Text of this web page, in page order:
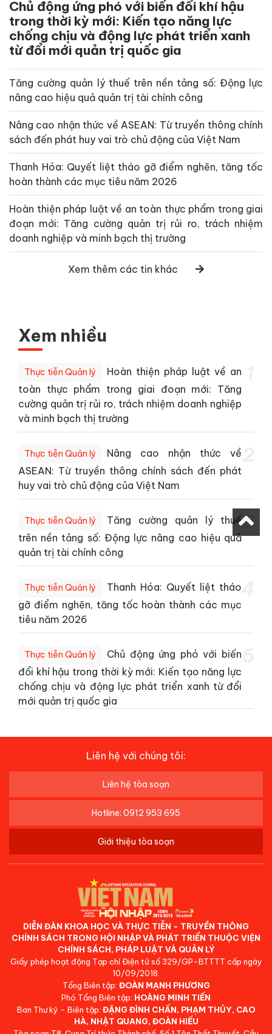
Chủ động ứng phó với biến đổi khí hậu
trong thời kỳ mới: Kiến tạo năng lực
chống chịu và động lực phát triển xanh
từ đổi mới quản trị quốc gia
Tăng cường quản lý thuế trên nền tảng số: Động lực
nâng cao hiệu quả quản trị tài chính công
Nâng cao nhận thức về ASEAN: Từ truyền thông chính
sách đến phát huy vai trò chủ động của Việt Nam
Thanh Hóa: Quyết liệt tháo gỡ điểm nghẽn, tăng tốc
hoàn thành các mục tiêu năm 2026
Hoàn thiện pháp luật về an toàn thực phẩm trong giai
đoạn mới: Tăng cường quản trị rủi ro, trách nhiệm
doanh nghiệp và minh bạch thị trường
Xem thêm các tin khác
Xem nhiều
Thực tiễn Quản lý
Hoàn thiện pháp luật về an
toàn thực phẩm trong giai đoạn mới: Tăng
cường quản trị rủi ro, trách nhiệm doanh nghiệp
và minh bạch thị trường
Thực tiễn Quản lý
Nâng cao nhận thức về
ASEAN: Từ truyền thông chính sách đến phát
huy vai trò chủ động của Việt Nam
Thực tiễn Quản lý
Tăng cường quản lý thuế
trên nền tảng số: Động lực nâng cao hiệu quả
quản trị tài chính công
3
Thực tiễn Quản lý
Thanh Hóa: Quyết liệt tháo
gỡ điểm nghẽn, tăng tốc hoàn thành các mục
tiêu năm 2026
Thực tiễn Quản lý
Chủ động ứng phó với biến
đổi khí hậu trong thời kỳ mới: Kiến tạo năng lực
chống chịu và động lực phát triển xanh từ đổi
mới quản trị quốc gia
Liên hệ với chúng tôi:
Liên hệ tòa soạn
Hotline: 0912 953 695
Giới thiệu tòa soạn
DIỄN ĐÀN KHOA HỌC VÀ THỰC TIỄN - TRUYỀN THÔNG
CHÍNH SÁCH TRONG HỘI NHẬP VÀ PHÁT TRIỂN THUỘC VIỆN
CHÍNH SÁCH, PHÁP LUẬT VÀ QUẢN LÝ
Giấy phép hoạt động Tạp chí Điện tử số 329/GP-BTTTT cấp ngày
10/09/2018.
Tổng Biên tập: ĐOÀN MẠNH PHƯƠNG
Phó Tổng Biên tập: HOÀNG MINH TIẾN
Ban Thư ký - Biên tập: ĐẶNG ĐÌNH CHẤN, PHẠM THỦY, CAO
HÀ, NHẬT QUANG, ĐOÀN HIẾU